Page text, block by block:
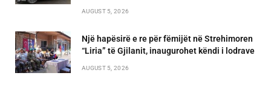
AUGUST 5, 2026
Një hapësirë e re për fëmijët në Strehimoren
“Liria” të Gjilanit, inaugurohet këndi i lodrave
AUGUST 5, 2026